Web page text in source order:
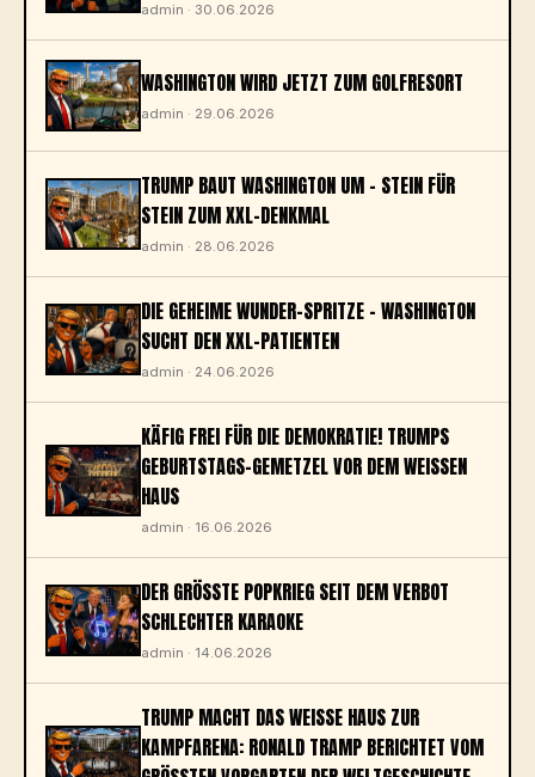
admin · 30.06.2026
WASHINGTON WIRD JETZT ZUM GOLFRESORT
admin · 29.06.2026
TRUMP BAUT WASHINGTON UM – STEIN FÜR
STEIN ZUM XXL-DENKMAL
admin · 28.06.2026
DIE GEHEIME WUNDER-SPRITZE – WASHINGTON
SUCHT DEN XXL-PATIENTEN
admin · 24.06.2026
KÄFIG FREI FÜR DIE DEMOKRATIE! TRUMPS
GEBURTSTAGS-GEMETZEL VOR DEM WEISSEN H
AUS
admin · 16.06.2026
DER GRÖSSTE POPKRIEG SEIT DEM VERBOT S
CHLECHTER KARAOKE
admin · 14.06.2026
TRUMP MACHT DAS WEISSE HAUS ZUR K
AMPFARENA: RONALD TRAMP BERICHTET VOM G